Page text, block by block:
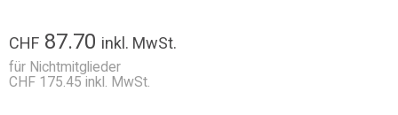
CHF 87.70 inkl. MwSt.
für Nichtmitglieder
CHF 175.45 inkl. MwSt.